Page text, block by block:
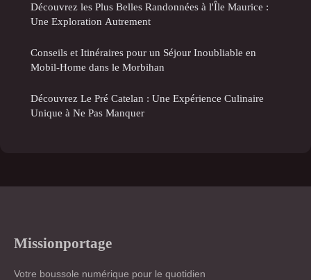
Découvrez les Plus Belles Randonnées à l'Île Maurice :
Une Exploration Autrement
Conseils et Itinéraires pour un Séjour Inoubliable en
Mobil-Home dans le Morbihan
Découvrez Le Pré Catelan : Une Expérience Culinaire
Unique à Ne Pas Manquer
Missionportage
Votre boussole numérique pour le quotidien